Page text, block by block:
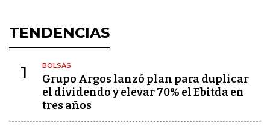
TENDENCIAS
1 BOLSAS
Grupo Argos lanzó plan para duplicar
el dividendo y elevar 70% el Ebitda en
tres años